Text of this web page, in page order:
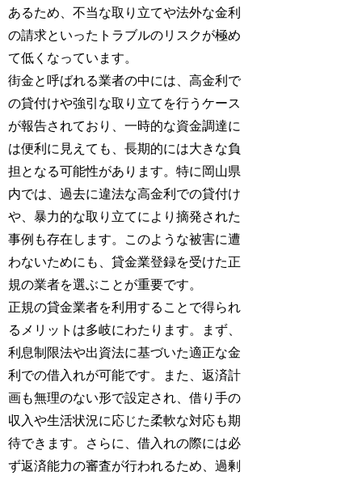
あるため、不当な取り立てや法外な金利
の請求といったトラブルのリスクが極め
て低くなっています。
街金と呼ばれる業者の中には、高金利で
の貸付けや強引な取り立てを行うケース
が報告されており、一時的な資金調達に
は便利に見えても、長期的には大きな負
担となる可能性があります。特に岡山県
内では、過去に違法な高金利での貸付け
や、暴力的な取り立てにより摘発された
事例も存在します。このような被害に遭
わないためにも、貸金業登録を受けた正
規の業者を選ぶことが重要です。
正規の貸金業者を利用することで得られ
るメリットは多岐にわたります。まず、
利息制限法や出資法に基づいた適正な金
利での借入れが可能です。また、返済計
画も無理のない形で設定され、借り手の
収入や生活状況に応じた柔軟な対応も期
待できます。さらに、借入れの際には必
ず返済能力の審査が行われるため、過剰